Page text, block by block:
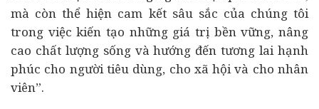
mà còn thể hiện cam kết sâu sắc của chúng tôi
trong việc kiến tạo những giá trị bền vững, nâng
cao chất lượng sống và hướng đến tương lai hạnh
phúc cho người tiêu dùng, cho xã hội và cho nhân
viên”.